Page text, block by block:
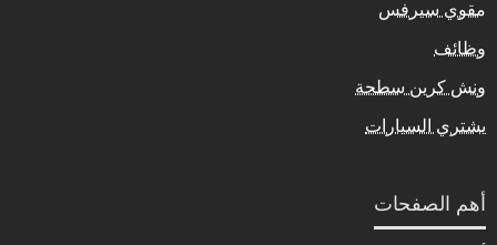
مقوي سيرفس
وظائف
ونش كرين سطحة
يشتري السيارات
أهم الصفحات